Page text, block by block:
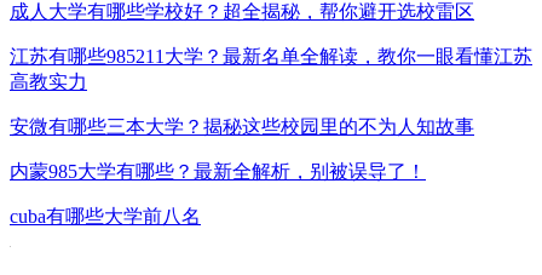
成人大学有哪些学校好？超全揭秘，帮你避开选校雷区
江苏有哪些985211大学？最新名单全解读，教你一眼看懂江苏
高教实力
安微有哪些三本大学？揭秘这些校园里的不为人知故事
内蒙985大学有哪些？最新全解析，别被误导了！
cuba有哪些大学前八名